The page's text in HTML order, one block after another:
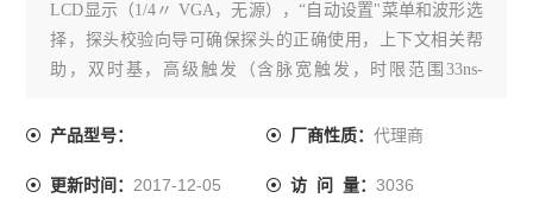
LCD显示（1/4〃 VGA，无源），“自动设置"菜单和波形选
择，探头校验向导可确保探头的正确使用，上下文相关帮
助，双时基，高级触发（含脉宽触发，时限范围33ns-
设置存储器（二或四个2500点参考波形，10个前面板设
产品型号： 厂商性质： 代理商
更新时间：2017-12-05 访 问 量： 3036